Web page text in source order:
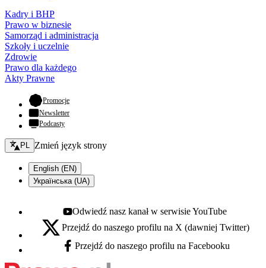
Kadry i BHP
Prawo w biznesie
Samorząd i administracja
Szkoły i uczelnie
Zdrowie
Prawo dla każdego
Akty Prawne
Promocje- otwiera się w nowej karcie
Newsletter
Podcasty
Zmień język - bieżący:
PL Zmień język strony
English (EN)
Українська (UA)
Youtube - otwiera się w nowej karcie
Odwiedź nasz kanał w serwisie YouTube
X - otwiera się w nowej karcie
Przejdź do naszego profilu na X (dawniej Twitter)
Facebook - otwiera się w nowej karcie
Przejdź do naszego profilu na Facebooku